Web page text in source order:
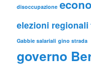
disoccupazione
elezioni regionali
Gabbie salariali gino strada
governo